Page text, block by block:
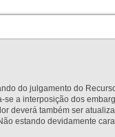
do julgamento do
a interposição dos
também ser
estando devidamente